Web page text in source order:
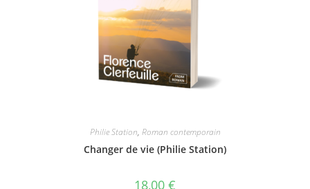
Philie Station, Roman contemporain
Changer de vie (Philie Station)
18,00 €